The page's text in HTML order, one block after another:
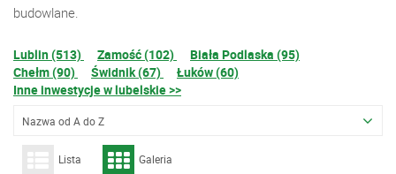
budowlane.
Lublin (513) Zamość (102)
Biała Podlaska (95)
Chełm (90)
Świdnik (67)
Łuków (60)
Inne inwestycje w lubelskie >>
Nazwa od A do Z
Lista Galeria